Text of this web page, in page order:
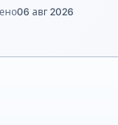
06 авг 2026